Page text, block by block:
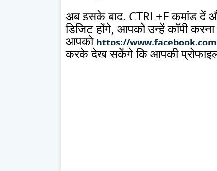
अब इसके बाद, CTRL+F कमांड दें
डिजिट होंगे, आपको उन्हें कॉपी
आपको https://
करके देख सकेंगे कि आपकी